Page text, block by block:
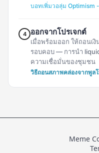
บอทเพิ่มวอลุ่ม Optimism
4 ออกจากโปรเจกต์
เมื่อพร้อมออก ให้ถอนเ
รอบคอบ — การนำ
ความเชื่อมั่นของชุมชน
วิธีถอนสภาพคล่องจากพูล
Meme